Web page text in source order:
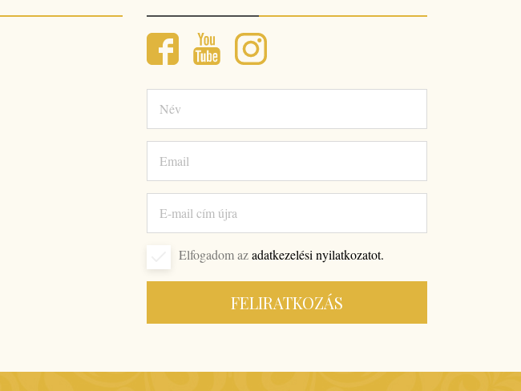
Elfogadom azadatkezelési nyilatkozatot.
FELIRATKOZÁS